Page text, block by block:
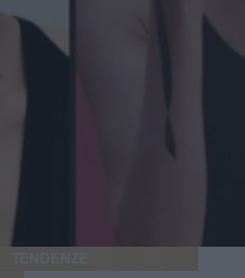
TENDENZE